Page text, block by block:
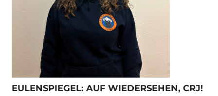
EULENSPIEGEL: AUF WIEDERSEHEN, CRJ!